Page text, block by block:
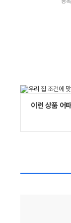
이런 상품 어